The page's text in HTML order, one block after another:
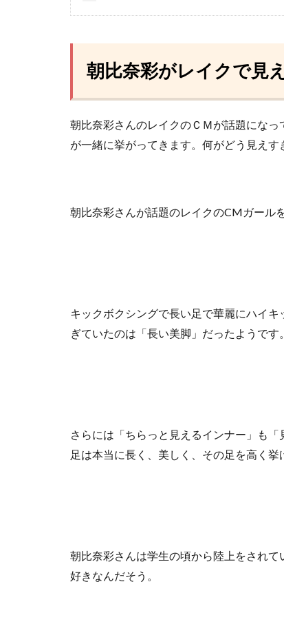
朝比奈彩がレイクで見
朝比奈彩さんのレイクのＣＭが話題にな
が一緒に挙がってきます。何がどう見え
朝比奈彩さんが話題のレイクのCMガール
キックボクシングで長い足で華麗にハイ
ぎていたのは「長い美脚」だったようです。
さらには「ちらっと見えるインナー」も
足は本当に長く、美しく、その足を高く
朝比奈彩さんは学生の頃から陸上をされ
好きなんだそう。